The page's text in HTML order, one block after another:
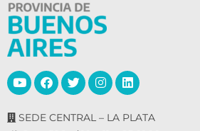
SEDE CENTRAL – LA PLATA